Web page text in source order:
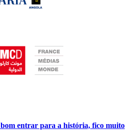
entrar para a história, fico muito